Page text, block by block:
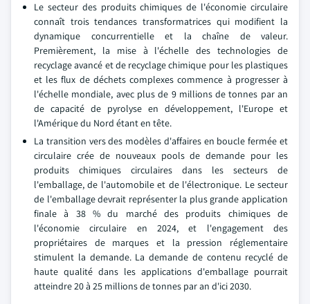
Le secteur des produits chimiques de l'économie circulaire
connaît trois tendances transformatrices qui modifient la
dynamique concurrentielle et la chaîne de valeur.
Premièrement, la mise à l'échelle des technologies de
recyclage avancé et de recyclage chimique pour les plastiques
et les flux de déchets complexes commence à progresser à
l'échelle mondiale, avec plus de 9 millions de tonnes par an
de capacité de pyrolyse en développement, l'Europe et
l'Amérique du Nord étant en tête.
La transition vers des modèles d'affaires en boucle fermée et
circulaire crée de nouveaux pools de demande pour les
produits chimiques circulaires dans les secteurs de
l'emballage, de l'automobile et de l'électronique. Le secteur
de l'emballage devrait représenter la plus grande application
finale à 38 % du marché des produits chimiques de
l'économie circulaire en 2024, et l'engagement des
propriétaires de marques et la pression réglementaire
stimulent la demande. La demande de contenu recyclé de
haute qualité dans les applications d'emballage pourrait
atteindre 20 à 25 millions de tonnes par an d'ici 2030.